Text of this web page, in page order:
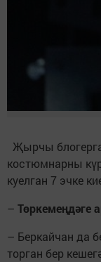
Җырчы
костюмнарны
куелган 7 эчке
– Төркемеңдәге
– Беркайчан да
торган бер